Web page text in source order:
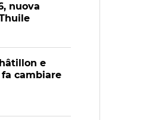
nuova
e
cambiare